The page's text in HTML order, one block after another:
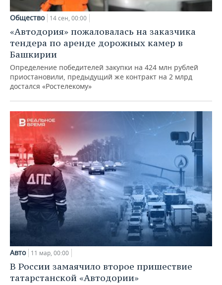
Общество 14 сен, 00:00
«Автодория» пожаловалась на заказчика
тендера по аренде дорожных камер в
Башкирии
Определение победителей закупки на 424 млн рублей
приостановили, предыдущий же контракт на 2 млрд
достался «Ростелекому»
Авто 11 мар, 00:00
В России замаячило второе пришествие
татарстанской «Автодории»